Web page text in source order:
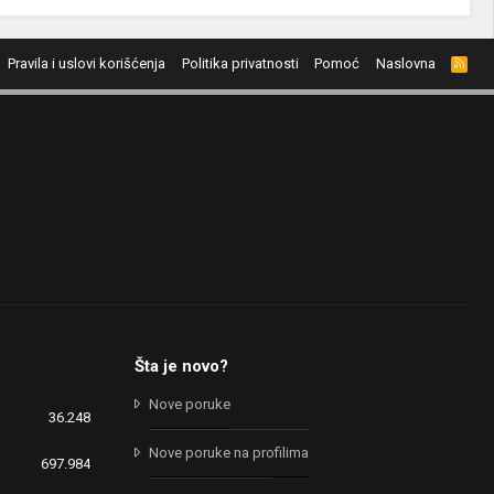
Pravila i uslovi korišćenja Politika privatnosti Pomoć Naslovna
R
S
S
36.248
697.984
Šta je novo?
Nove poruke
Nove poruke na profilima